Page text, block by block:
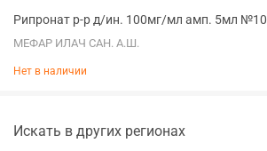
Рипронат р-р д/ин. 100мг/мл амп. 5мл №10
МЕФАР ИЛАЧ САН. А.Ш.
Нет в наличии
Искать в других регионах